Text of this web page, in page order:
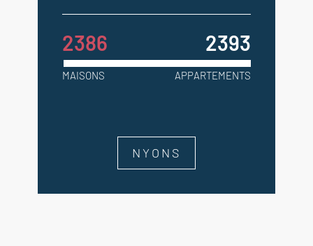
2386 2393
MAISONS APPARTEMENTS
NYONS